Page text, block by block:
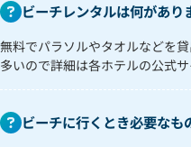
ビーチレンタルは何があり
無料でパラソルやタオルなどを
多いので詳細は各ホテルの公式サ
ビーチに行くとき必要なも